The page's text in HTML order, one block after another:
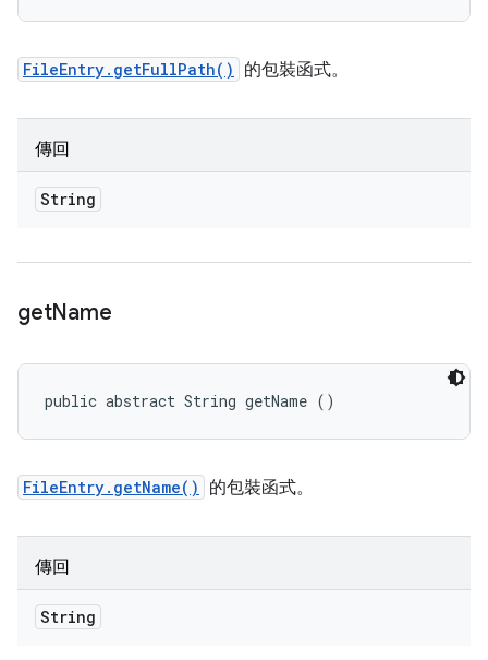
FileEntry.getFullPath() 的包裝函式。
傳回
String
getName
public abstract String getName ()
FileEntry.getName() 的包裝函式。
傳回
String